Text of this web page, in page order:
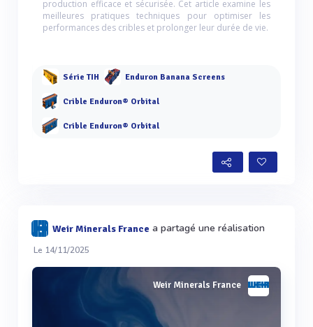
production efficace et sécurisée. Cet article examine les
meilleures pratiques techniques pour optimiser les
performances des cribles et prolonger leur durée de vie.
Série TIH Enduron Banana Screens
Crible Enduron® Orbital
Crible Enduron® Orbital
Weir Minerals France a partagé une réalisation
Le 14/11/2025
Weir Minerals France